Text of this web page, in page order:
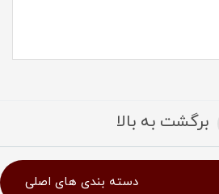
برگشت به بالا
دسته بندی های اصلی